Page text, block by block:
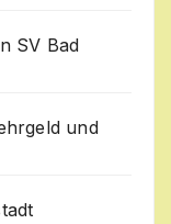
SV Bad
und